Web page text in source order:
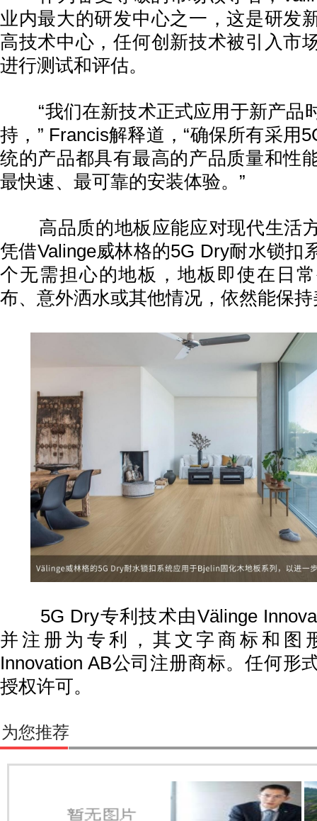
业内最大的研发中心之一，这是研发
高技术中心，任何创新技术被引入市
进行测试和评估。
“我们在新技术正式应用于新产品
持，” Francis解释道，“确保所有采用
统的产品都具有最高的产品质量和性
最快速、最可靠的安装体验。”
高品质的地板应能应对现代生活
凭借Valinge威林格的5G Dry耐水锁扣
个无需担心的地板，地板即使在日
布、意外洒水或其他情况，依然能保
5G Dry专利技术由Välinge
并注册为专利，其文字商标和图
Innovation AB公司注册商标。任何形
授权许可。
为您推荐